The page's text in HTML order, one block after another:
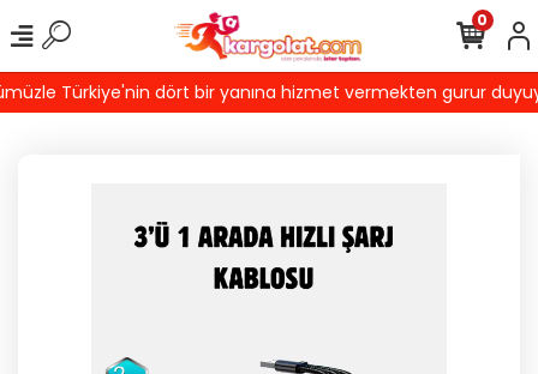
Türkiye'nin dört bir yanına hizmet vermekten gurur
0